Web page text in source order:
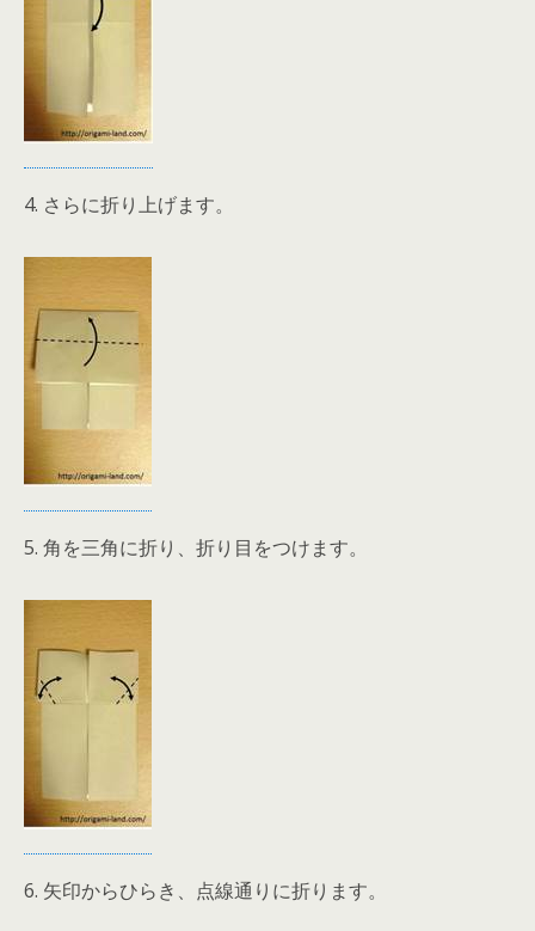
4. さらに折り上げます。
5. 角を三角に折り、折り目をつけます。
6. 矢印からひらき、点線通りに折ります。